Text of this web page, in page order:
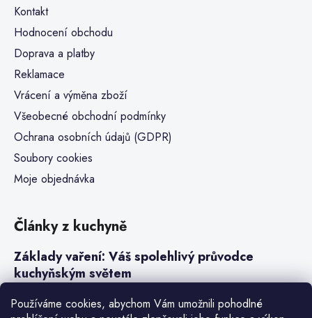
Používáme cookies, abychom Vám umožnili pohodlné
Kontakt
Hodnocení obchodu
Doprava a platby
Reklamace
Vrácení a výměna zboží
Všeobecné obchodní podmínky
Ochrana osobních údajů (GDPR)
Soubory cookies
Moje objednávka
Články z kuchyně
Základy vaření: Váš spolehlivý průvodce
kuchyňským světem
Steaky a sous-vide vaření